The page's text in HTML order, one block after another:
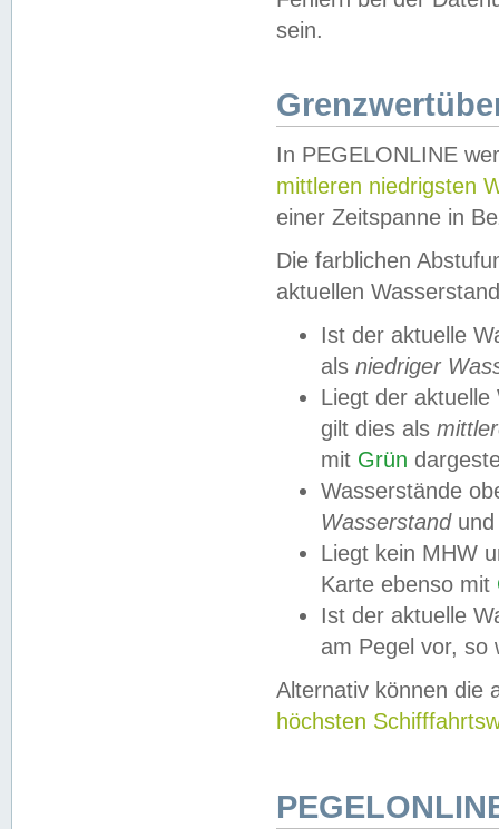
sein.
In PEGELONLINE
mittleren niedrigsten
einer Zeitspanne in
Die farblichen
aktuellen
Ist der aktuelle
als niedriger
Liegt der
gilt dies als
mit Grün
Wasserstände
Wasserstandund
Liegt kein MHW
Karte ebenso mit
Ist der aktuelle
am Pegel vor,
Alternativ können die
höchsten